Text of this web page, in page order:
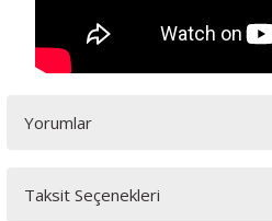
Yorumlar
Taksit Seçenekleri